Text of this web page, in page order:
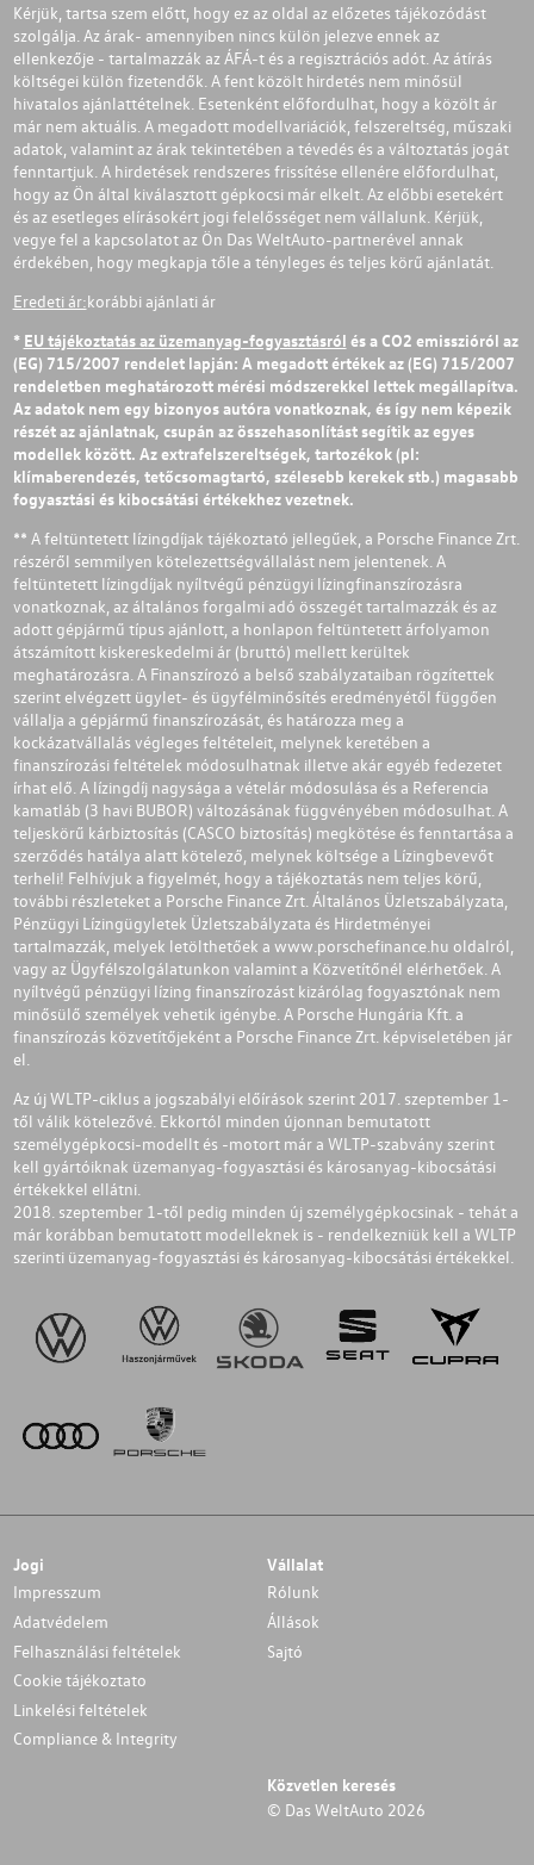
Kérjük, tartsa szem előtt, hogy ez az oldal az előzetes tájékozódást
szolgálja. Az árak- amennyiben nincs külön jelezve ennek az
ellenkezője - tartalmazzák az ÁFÁ-t és a regisztrációs adót. Az átírás
költségei külön fizetendők. A fent közölt hirdetés nem minősül
hivatalos ajánlattételnek. Esetenként előfordulhat, hogy a közölt ár
már nem aktuális. A megadott modellvariációk, felszereltség, műszaki
adatok, valamint az árak tekintetében a tévedés és a változtatás jogát
fenntartjuk. A hirdetések rendszeres frissítése ellenére előfordulhat,
hogy az Ön által kiválasztott gépkocsi már elkelt. Az előbbi esetekért
és az esetleges elírásokért jogi felelősséget nem vállalunk. Kérjük,
vegye fel a kapcsolatot az Ön Das WeltAuto-partnerével annak
érdekében, hogy megkapja tőle a tényleges és teljes körű ajánlatát.
Eredeti ár:korábbi ajánlati ár
* EU tájékoztatás az üzemanyag-fogyasztásról és a CO2 emisszióról az
(EG) 715/2007 rendelet lapján: A megadott értékek az (EG) 715/2007
rendeletben meghatározott mérési módszerekkel lettek megállapítva.
Az adatok nem egy bizonyos autóra vonatkoznak, és így nem képezik
részét az ajánlatnak, csupán az összehasonlítást segítik az egyes
modellek között. Az extrafelszereltségek, tartozékok (pl:
klímaberendezés, tetőcsomagtartó, szélesebb kerekek stb.) magasabb
fogyasztási és kibocsátási értékekhez vezetnek.
** A feltüntetett lízingdíjak tájékoztató jellegűek, a Porsche Finance Zrt.
részéről semmilyen kötelezettségvállalást nem jelentenek. A
feltüntetett lízingdíjak nyíltvégű pénzügyi lízingfinanszírozásra
vonatkoznak, az általános forgalmi adó összegét tartalmazzák és az
adott gépjármű típus ajánlott, a honlapon feltüntetett árfolyamon
átszámított kiskereskedelmi ár (bruttó) mellett kerültek
meghatározásra. A Finanszírozó a belső szabályzataiban rögzítettek
szerint elvégzett ügylet- és ügyfélminősítés eredményétől függően
vállalja a gépjármű finanszírozását, és határozza meg a
kockázatvállalás végleges feltételeit, melynek keretében a
finanszírozási feltételek módosulhatnak illetve akár egyéb fedezetet
írhat elő. A lízingdíj nagysága a vételár módosulása és a Referencia
kamatláb (3 havi BUBOR) változásának függvényében módosulhat. A
teljeskörű kárbiztosítás (CASCO biztosítás) megkötése és fenntartása a
szerződés hatálya alatt kötelező, melynek költsége a Lízingbevevőt
terheli! Felhívjuk a figyelmét, hogy a tájékoztatás nem teljes körű,
további részleteket a Porsche Finance Zrt. Általános Üzletszabályzata,
Pénzügyi Lízingügyletek Üzletszabályzata és Hirdetményei
tartalmazzák, melyek letölthetőek a www.porschefinance.hu oldalról,
vagy az Ügyfélszolgálatunkon valamint a Közvetítőnél elérhetőek. A
nyíltvégű pénzügyi lízing finanszírozást kizárólag fogyasztónak nem
minősülő személyek vehetik igénybe. A Porsche Hungária Kft. a
finanszírozás közvetítőjeként a Porsche Finance Zrt. képviseletében jár
el.
Az új WLTP-ciklus a jogszabályi előírások szerint 2017. szeptember 1-
től válik kötelezővé. Ekkortól minden újonnan bemutatott
személygépkocsi-modellt és -motort már a WLTP-szabvány szerint
kell gyártóiknak üzemanyag-fogyasztási és károsanyag-kibocsátási
értékekkel ellátni.
2018. szeptember 1-től pedig minden új személygépkocsinak - tehát a
már korábban bemutatott modelleknek is - rendelkezniük kell a WLTP
szerinti üzemanyag-fogyasztási és károsanyag-kibocsátási értékekkel.
Jogi
Impresszum
Adatvédelem
Felhasználási feltételek
Cookie tájékoztato
Linkelési feltételek
Compliance & Integrity
Vállalat
Rólunk
Állások
Sajtó
Közvetlen keresés
© Das WeltAuto 2026